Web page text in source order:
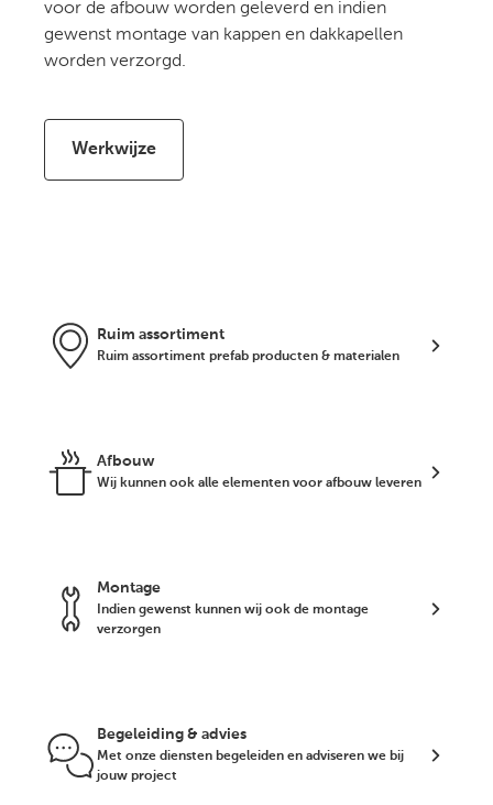
voor de afbouw worden geleverd en indien
gewenst montage van kappen en dakkapellen
worden verzorgd.
Werkwijze
Ruim assortiment
Ruim assortiment prefab producten & materialen
Afbouw
Wij kunnen ook alle elementen voor afbouw leveren
Montage
Indien gewenst kunnen wij ook de montage
verzorgen
Begeleiding & advies
Met onze diensten begeleiden en adviseren we bij
jouw project